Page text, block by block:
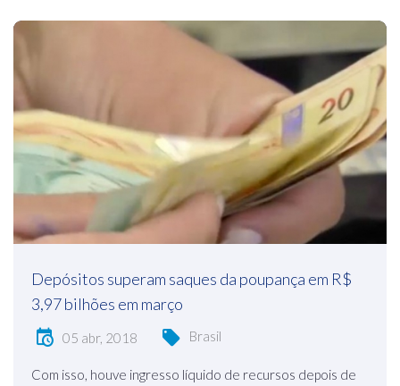
Depósitos superam saques da poupança em R$
3,97 bilhões em março
05 abr, 2018 Brasil
Com isso, houve ingresso líquido de recursos depois de